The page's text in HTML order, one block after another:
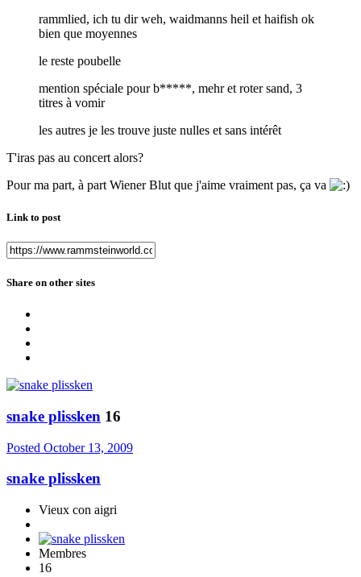
rammlied, ich tu dir weh, waidmanns heil et haifish ok
bien que moyennes
le reste poubelle
mention spéciale pour b*****, mehr et roter sand, 3
titres à vomir
les autres je les trouve juste nulles et sans intérêt
T'iras pas au concert alors?
Pour ma part, à part Wiener Blut que j'aime vraiment pas, ça va
Link to post
Share on other sites
snake plissken 16
Posted October 13, 2009
snake plissken
Vieux con aigri
Membres
16